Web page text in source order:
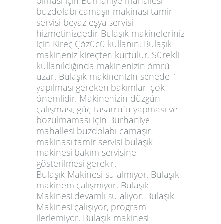
buzdolabı camaşır makinası tamir
servisi beyaz eşya servisi
hizmetinizdedir Bulaşık makineleriniz
için Kireç Çözücü kullanın. Bulaşık
makineniz kireçten kurtulur. Sürekli
kullanıldığında makinenizin ömrü
uzar. Bulaşık makinenizin senede 1
yapılması gereken bakımları çok
önemlidir. Makinenizin düzgün
çalışması, güç tasarrufu yapması ve
bozulmaması için Burhaniye
mahallesi buzdolabı camaşır
makinası tamir servisi bulaşık
makinesi bakım servisine
gösterilmesi gerekir.
Bulaşık Makinesi su almıyor. Bulaşık
makinem çalışmıyor. Bulaşık
Makinesi devamlı su alıyor. Bulaşık
Makinesi çalışıyor, program
ilerlemiyor. Bulaşık makinesi